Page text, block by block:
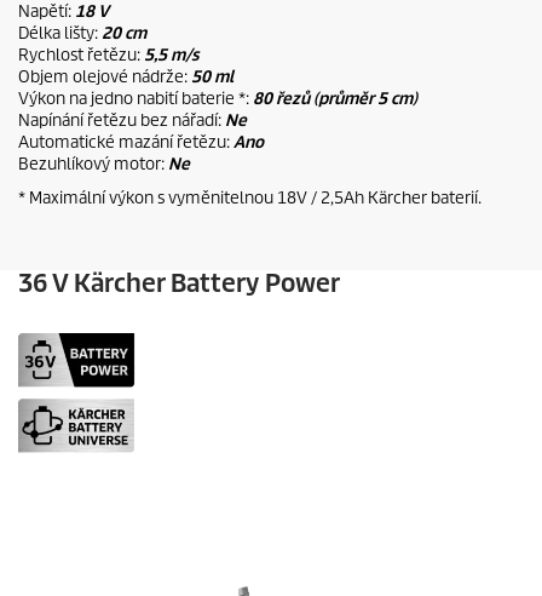
Napětí: 18 V
Délka lišty: 20 cm
Rychlost řetězu: 5,5 m/s
Objem olejové nádrže: 50 ml
Výkon na jedno nabití baterie *: 80 řezů (průměr 5 cm)
Napínání řetězu bez nářadí: Ne
Automatické mazání řetězu:Ano
Bezuhlíkový motor: Ne
* Maximální výkon s vyměnitelnou 18V / 2,5Ah Kärcher baterií.
36 V Kärcher Battery Power